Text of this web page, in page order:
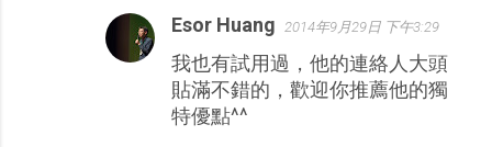
Esor Huang 2014年9月29日 下午3:29
我也有試用過，他的連絡人大頭
貼滿不錯的，歡迎你推薦他的獨
特優點^^